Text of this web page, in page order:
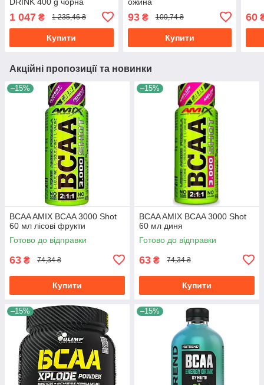
1 047 ₴ 1 235,46 ₴
Купити
93₴ 109,74 ₴
Купити
60
Акційні пропозиції та новинки
–15%
BCAA AMIX BCAA 3000 Shot
60 мл лісові фрукти
Готово до відправки
63 ₴ 74,34 ₴
Купити
–15%
BCAA AMIX BCAA 3000 Shot
60 мл диня
Готово до відправки
63 ₴ 74,34 ₴
Купити
–15% –15%